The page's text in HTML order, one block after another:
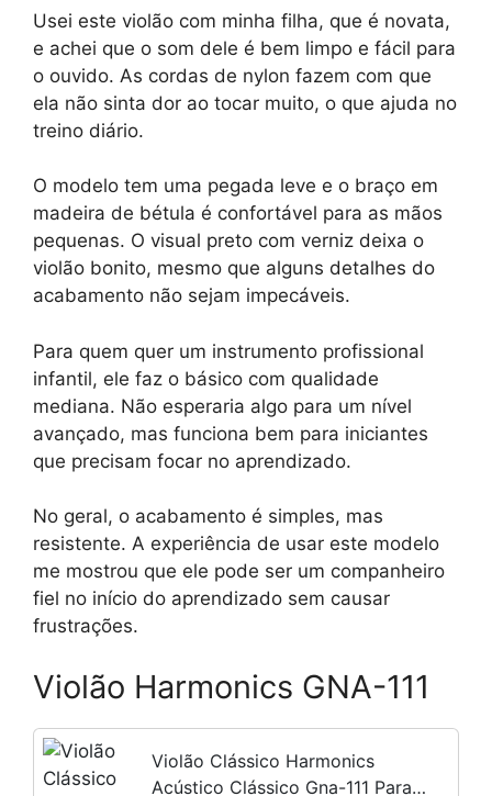
Usei este violão com minha filha, que é novata,
e achei que o som dele é bem limpo e fácil para
o ouvido. As cordas de nylon fazem com que
ela não sinta dor ao tocar muito, o que ajuda no
treino diário.
O modelo tem uma pegada leve e o braço em
madeira de bétula é confortável para as mãos
pequenas. O visual preto com verniz deixa o
violão bonito, mesmo que alguns detalhes do
acabamento não sejam impecáveis.
Para quem quer um instrumento profissional
infantil, ele faz o básico com qualidade
mediana. Não esperaria algo para um nível
avançado, mas funciona bem para iniciantes
que precisam focar no aprendizado.
No geral, o acabamento é simples, mas
resistente. A experiência de usar este modelo
me mostrou que ele pode ser um companheiro
fiel no início do aprendizado sem causar
frustrações.
Violão Harmonics GNA-111
Violão Clássico Harmonics
Acústico Clássico Gna-111 Para